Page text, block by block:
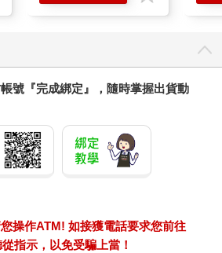
臉
號『完成綁定』，隨時掌握出貨動
操作ATM! 如接獲電話要求您前往
指示，以免受騙上當！